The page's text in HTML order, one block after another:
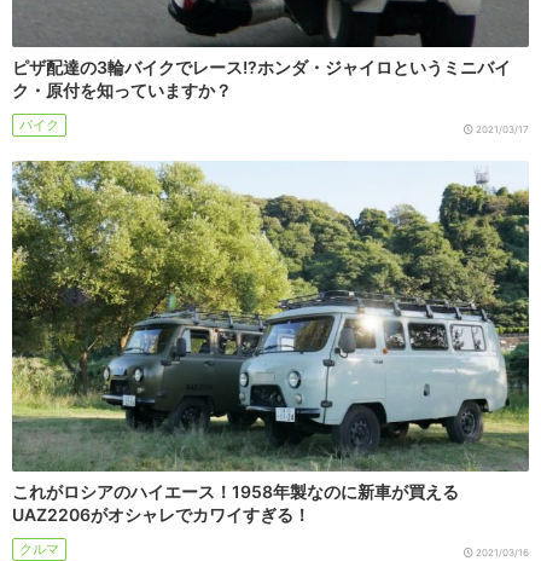
ピザ配達の3輪バイクでレース!?ホンダ・ジャイロというミニバイ
ク・原付を知っていますか？
バイク 2021/03/17
これがロシアのハイエース！1958年製なのに新車が買える
UAZ2206がオシャレでカワイすぎる！
クルマ 2021/03/16